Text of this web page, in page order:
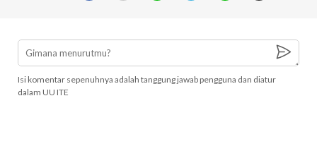
Isi komentar sepenuhnya adalah tanggung jawab pengguna dan diatur
dalam UU ITE